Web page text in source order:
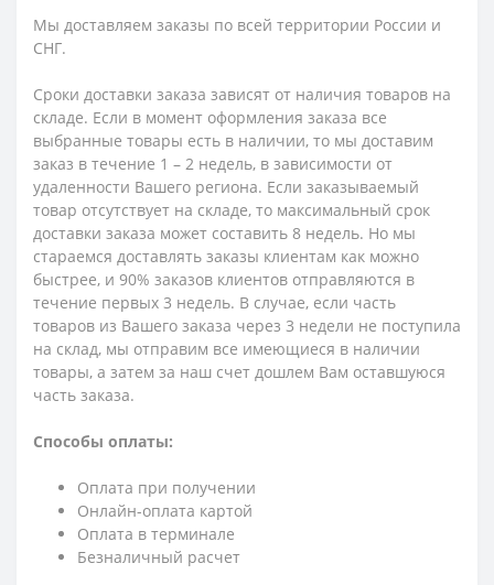
Мы доставляем заказы по всей территории России и
СНГ.
Сроки доставки заказа зависят от наличия товаров на
складе. Если в момент оформления заказа все
выбранные товары есть в наличии, то мы доставим
заказ в течение 1 – 2 недель, в зависимости от
удаленности Вашего региона. Если заказываемый
товар отсутствует на складе, то максимальный срок
доставки заказа может составить 8 недель. Но мы
стараемся доставлять заказы клиентам как можно
быстрее, и 90% заказов клиентов отправляются в
течение первых 3 недель. В случае, если часть
товаров из Вашего заказа через 3 недели не поступила
на склад, мы отправим все имеющиеся в наличии
товары, а затем за наш счет дошлем Вам оставшуюся
часть заказа.
Способы оплаты:
Оплата при получении
Онлайн-оплата картой
Оплата в терминале
Безналичный расчет